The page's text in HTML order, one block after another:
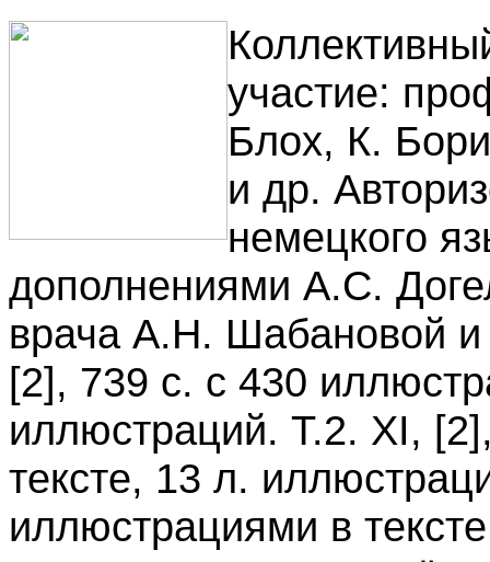
участие:
Блох, К.
и др.
немецкого
дополнениями А.С.
врача А.Н. Шабановой
[2], 739 с. с 430
иллюстраций. Т.2. XI,
тексте, 13 л.
иллюстрациями в